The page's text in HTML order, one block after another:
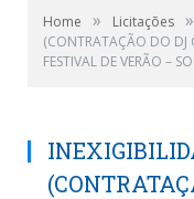
Home » Licitações »
(CONTRATAÇÃO DO DJ
FESTIVAL DE VERÃO –